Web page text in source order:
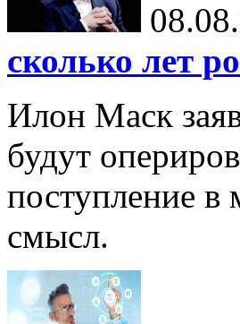
сколько лет
Илон Маск
будут
поступление в
смысл.